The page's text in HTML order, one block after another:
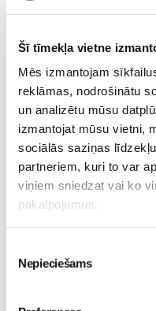
Šī tīmekļa vietne
Mēs izmantojam
reklāmas, nodrošinātu
un analizētu mūsu
izmantojat mūsu vietni,
sociālās saziņas
partneriem, kuri to var
viņiem sniedzat vai ko
pakalpojumus.
izvēle
Nepieciešams
20.